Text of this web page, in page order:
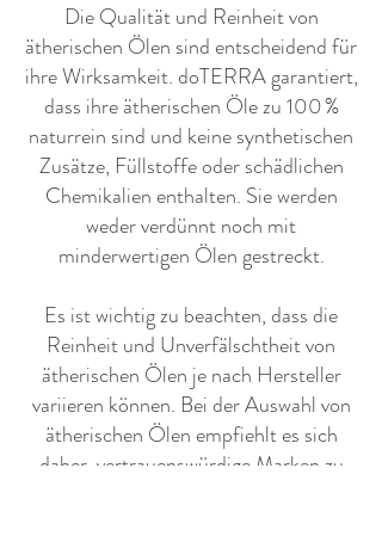
​Die Qualität und Reinheit von
ätherischen Ölen sind entscheidend für
ihre Wirksamkeit. doTERRA garantiert,
dass ihre ätherischen Öle zu 100 %
naturrein sind und keine synthetischen
Zusätze, Füllstoffe oder schädlichen
Chemikalien enthalten. Sie werden
weder verdünnt noch mit
minderwertigen Ölen gestreckt.
Es ist wichtig zu beachten, dass die
Reinheit und Unverfälschtheit von
ätherischen Ölen je nach Hersteller
variieren können. Bei der Auswahl von
ätherischen Ölen empfiehlt es sich
daher, vertrauenswürdige Marken zu